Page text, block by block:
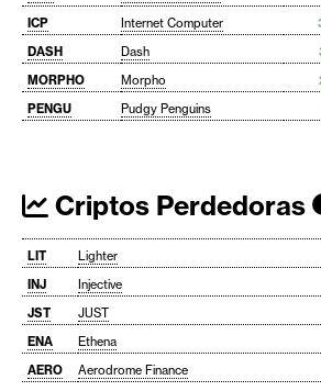
ICP
Internet Computer
DASH
Dash
MORPHO
Morpho
PENGU
Pudgy Penguins
Criptos Perdedoras
LIT Lighter
INJ
Injective
JST
JUST
ENA
Ethena
AERO
Aerodrome Finance